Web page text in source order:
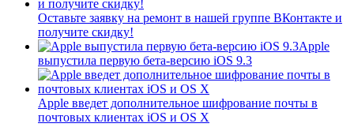
Оставьте заявку на ремонт в нашей группе ВКонтакте и
получите скидку!
Apple
выпустила первую бета-версию iOS 9.3
Apple введет дополнительное шифрование почты в
почтовых клиентах iOS и OS X